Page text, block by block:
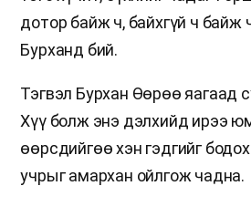
дотор байж ч, байхгүй ч байж
Бурханд бий.
Тэгвэл Бурхан Өөрөө яагаад
Хүү болж энэ дэлхийд ирээ
өөрсдийгөө хэн гэдгийг
учрыг амархан ойлгож чадна.